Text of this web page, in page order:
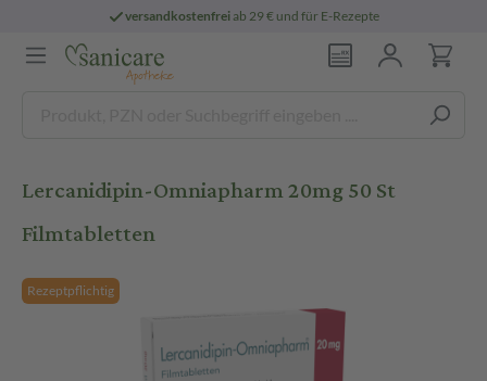
versandkostenfreiab 29 € und für E-Rezepte
Lercanidipin-Omniapharm 20mg 50 St
Filmtabletten
Rezeptpflichtig